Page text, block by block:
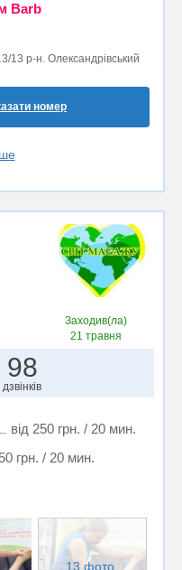
Barb
13 р-н. Олександрівський
номер
Заходив(ла)
21 травня
98
дзвінків
від 250 грн. / 20 мин.
грн. / 20 мин.
13 фото